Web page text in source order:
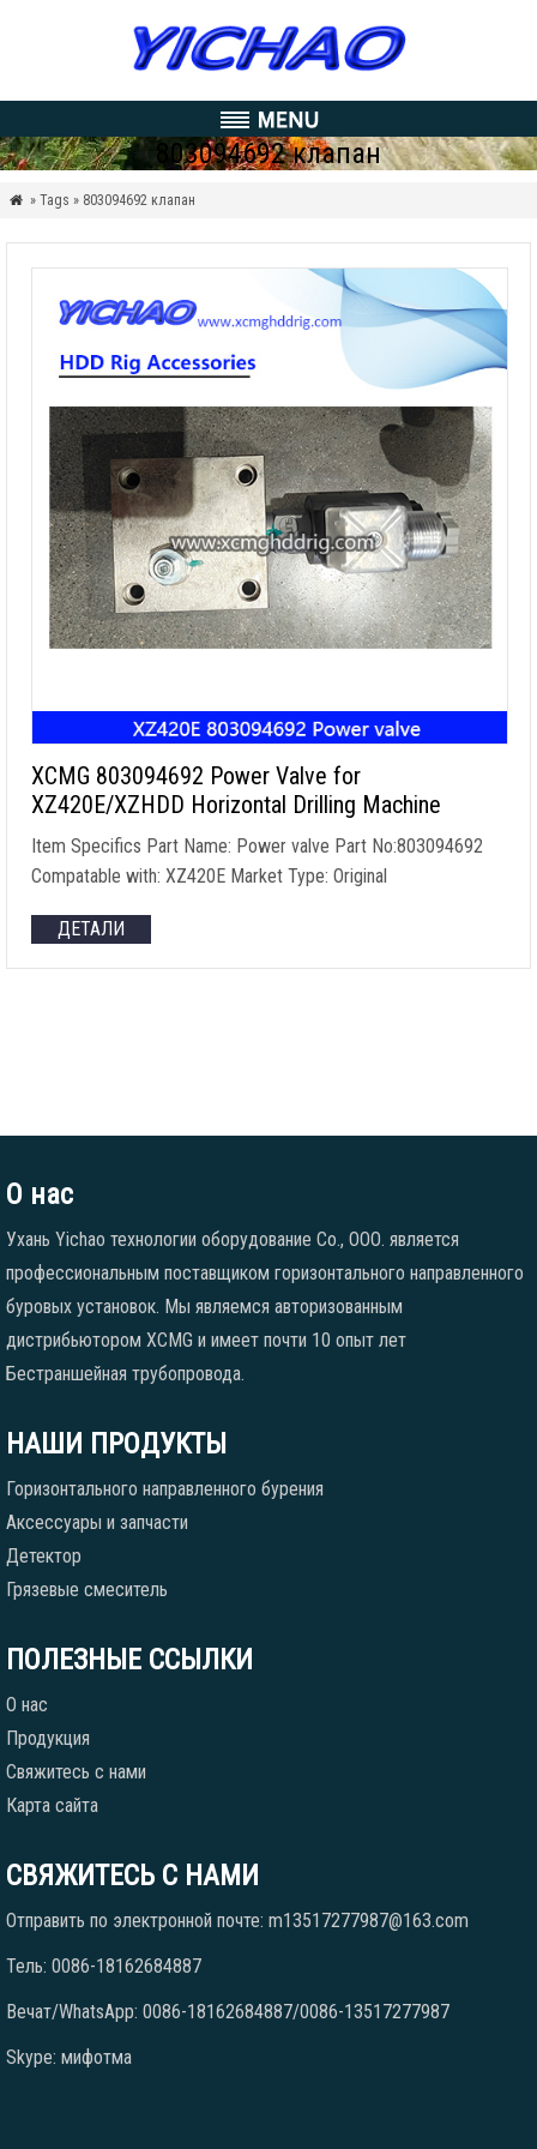
803094692 клапан
 » Tags »803094692 клапан
XCMG 803094692 Power Valve for
XZ420E/XZHDD Horizontal Drilling Machine
Item Specifics Part Name: Power valve Part No:803094692
Compatable with: XZ420E Market Type: Original
ДЕТАЛИ
О нас
Ухань Yichao технологии оборудование Co., ООО. является
профессиональным поставщиком горизонтального направленного
буровых установок. Мы являемся авторизованным
дистрибьютором XCMG и имеет почти 10 опыт лет
Бестраншейная трубопровода.
НАШИ ПРОДУКТЫ
Горизонтального направленного бурения
Аксессуары и запчасти
Детектор
Грязевые смеситель
ПОЛЕЗНЫЕ ССЫЛКИ
О нас
Продукция
Свяжитесь с нами
Карта сайта
СВЯЖИТЕСЬ С НАМИ
Отправить по электронной почте: m13517277987@163.com
Тель: 0086-18162684887
Вечат/WhatsApp: 0086-18162684887/0086-13517277987
Skype: мифотма